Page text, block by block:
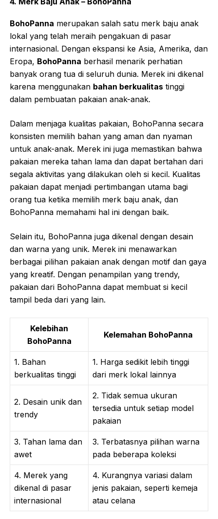
BohoPanna merupakan salah satu merk baju anak
lokal yang telah meraih pengakuan di pasar
internasional. Dengan ekspansi ke Asia, Amerika, dan
Eropa, BohoPanna berhasil menarik perhatian
banyak orang tua di seluruh dunia. Merek ini dikenal
karena menggunakan bahan berkualitas tinggi
dalam pembuatan pakaian anak-anak.
Dalam menjaga kualitas pakaian, BohoPanna secara
konsisten memilih bahan yang aman dan nyaman
untuk anak-anak. Merek ini juga memastikan bahwa
pakaian mereka tahan lama dan dapat bertahan dari
segala aktivitas yang dilakukan oleh si kecil. Kualitas
pakaian dapat menjadi pertimbangan utama bagi
orang tua ketika memilih merk baju anak, dan
BohoPanna memahami hal ini dengan baik.
Selain itu, BohoPanna juga dikenal dengan desain
dan warna yang unik. Merek ini menawarkan
berbagai pilihan pakaian anak dengan motif dan gaya
yang kreatif. Dengan penampilan yang trendy,
pakaian dari BohoPanna dapat membuat si kecil
tampil beda dari yang lain.
Kelebihan
BohoPanna
Kelemahan BohoPanna
1. Bahan
berkualitas tinggi
1. Harga sedikit lebih tinggi
dari merk lokal lainnya
2. Desain unik dan
trendy
2. Tidak semua ukuran
tersedia untuk setiap model
pakaian
3. Tahan lama dan
awet
3. Terbatasnya pilihan warna
pada beberapa koleksi
4. Merek yang
dikenal di pasar
internasional
4. Kurangnya variasi dalam
jenis pakaian, seperti kemeja
atau celana